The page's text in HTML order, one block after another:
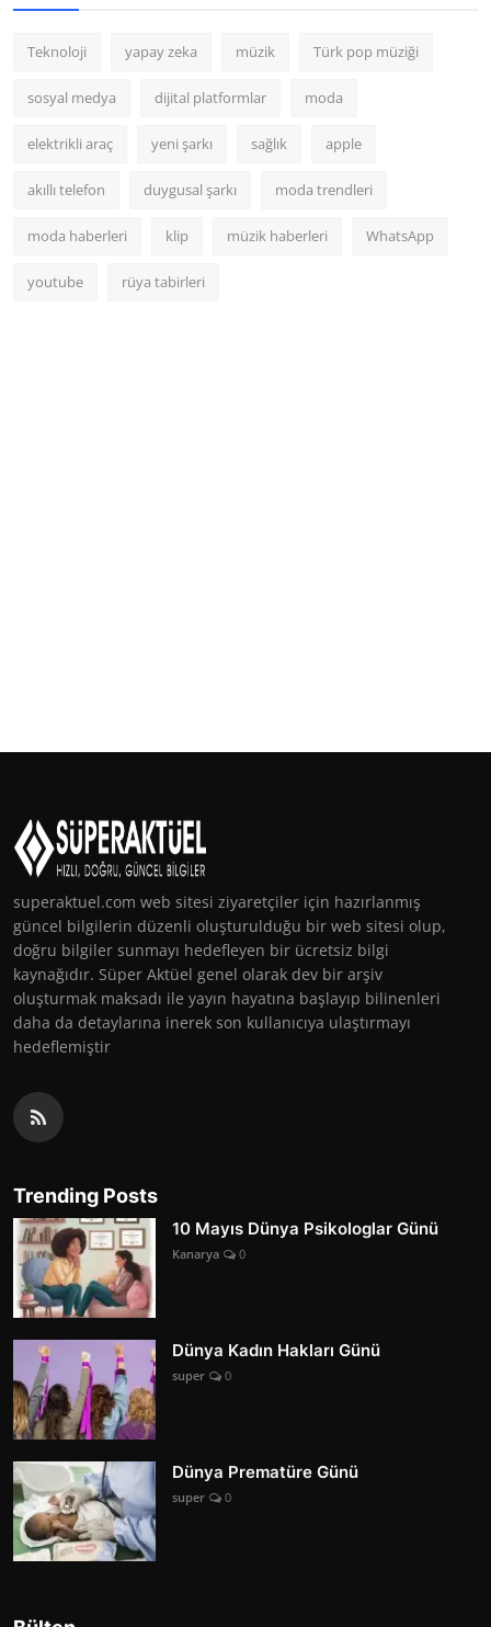
Teknoloji yapay zeka müzik Türk pop müziği
sosyal medya dijital platformlar moda
elektrikli araç yeni şarkı sağlık apple
akıllı telefon duygusal şarkı moda trendleri
moda haberleri klip müzik haberleri WhatsApp
youtube rüya tabirleri
superaktuel.com web sitesi ziyaretçiler için hazırlanmış
güncel bilgilerin düzenli oluşturulduğu bir web sitesi olup,
doğru bilgiler sunmayı hedefleyen bir ücretsiz bilgi
kaynağıdır. Süper Aktüel genel olarak dev bir arşiv
oluşturmak maksadı ile yayın hayatına başlayıp bilinenleri
daha da detaylarına inerek son kullanıcıya ulaştırmayı
hedeflemiştir
Trending Posts
10 Mayıs Dünya Psikologlar Günü
Kanarya 0
Dünya Kadın Hakları Günü
super 0
Dünya Prematüre Günü
super 0